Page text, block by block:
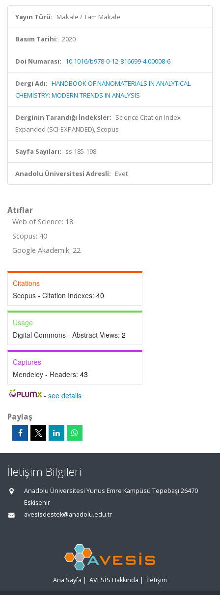
Yayın Türü: Makale / Tam Makale
Basım Tarihi: 2020
Doi Numarası: 10.1016/b978-0-12-816699-4.00008-6
Dergi Adı: HANDBOOK OF NANOMATERIALS IN ANALYTICAL
CHEMISTRY: MODERN TRENDS IN ANALYSIS
Derginin Tarandığı İndeksler: Science Citation Index
Expanded (SCI-EXPANDED), Scopus
Sayfa Sayıları: ss.185-198
Anadolu Üniversitesi Adresli: Evet
Atıflar
Web of Science: 18
Scopus: 40
Google Akademik: 22
Citations
Scopus - Citation Indexes: 40
Usage
Digital Commons - Abstract Views: 2
Captures
Mendeley - Readers: 43
- see details
Paylaş
İletişim Bilgileri
Anadolu Üniversitesi Yunus Emre Kampüsü Tepebaşı 26470
Eskişehir
avesisdestek@anadolu.edu.tr
Ana Sayfa | AVESİS Hakkında | İletişim